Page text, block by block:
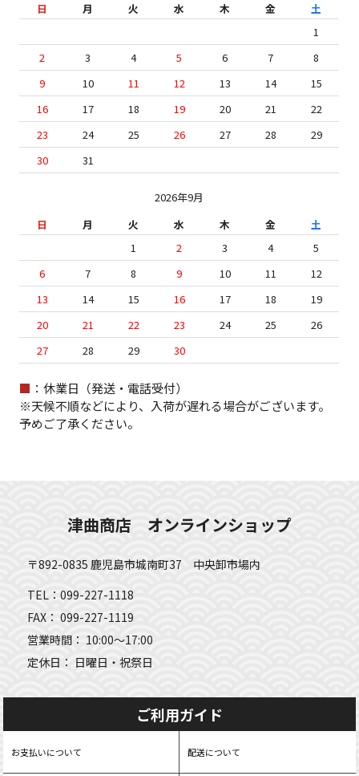
日
月 火 水 木 金
土
1
2
3 4 5 6 7
8
9
10 11 12 13 14
15
16
17 18 19 20 21
22
23
24 25 26 27 28
29
30
31
2026年9月
日
月 火 水 木 金
土
1
2 3 4
5
6
7 8 9 10 11
12
13
14 15 16 17 18
19
20
21 22 23 24 25
26
27
28 29 30
■ ：休業日（発送・電話受付）
※天候不順などにより、入荷が遅れる場合がございます。
予めご了承ください。
津曲商店 オンラインショップ
〒892-0835 鹿児島市城南町37 中央卸市場内
TEL：099-227-1118
FAX： 099-227-1119
営業時間： 10:00～17:00
定休日： 日曜日・祝祭日
ご利用ガイド
お支払いについて 配送について